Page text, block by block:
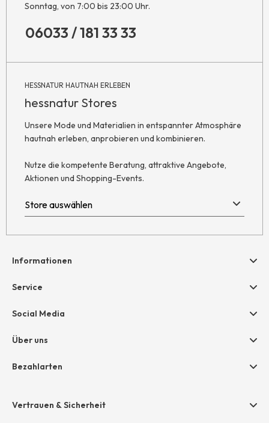
Sonntag, von 7:00 bis 23:00 Uhr.
06033 / 181 33 33
HESSNATUR HAUTNAH ERLEBEN
hessnatur Stores
Unsere Mode und Materialien in entspannter Atmosphäre
hautnah erleben, anprobieren und kombinieren.
Nutze die kompetente Beratung, attraktive Angebote,
Aktionen und Shopping-Events.
Informationen
Hilfe & Kontakt
Retoure
AGB
Datenschutz
Grounding Page
Service
Geschenkgutscheine
Größentabelle
Social Media
Über uns
Unternehmen
Bezahlarten
Amazon Pay
Vertrauen & Sicherheit